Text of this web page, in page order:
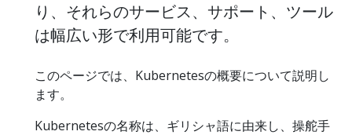
り、それらのサービス、サポート、ツール
は幅広い形で利用可能です。
このページでは、Kubernetesの概要について説明し
ます。
Kubernetesの名称は、ギリシャ語に由来し、操舵手